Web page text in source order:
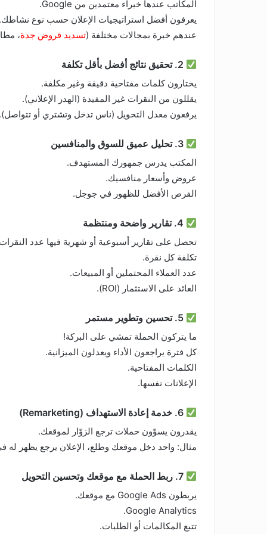
المكاتب عندها خبراء معتمدين من Google.
يعرفون أفضل استراتيجيات الإعلان حسب نوع نشاطك.
عندهم خبرة بمجالات مختلفة (تسديد قروض جدة،
يختارون كلمات مفتاحية دقيقة وغير مكلفة.
يقللون من النقرات غير المفيدة (الهدر الإعلاني).
يرفعون معدل التحويل (ناس تدخل وتشتري أو تتواصل).
3. تحليل عميق للسوق والمنافسين
المكتب يدرس جمهورك المستهدف.
عروض وأسعار منافسيك.
الفرص الأفضل للظهور في جوجل.
تحصل على تقارير أسبوعية أو شهرية فيها عدد
تكلفة كل نقرة.
عدد العملاء المحتملين أو المبيعات.
العائد على الاستثمار (ROI).
5. تحسين وتطوير مستمر
ما يتركون الحملة تمشي على البركة!
كل فترة يراجعون الأداء ويعدلون الميزانية.
الكلمات المفتاحية.
الإعلانات نفسها.
6. خدمة إعادة الاستهداف (Remarketing)
يقدرون يسوّون حملات ترجع الزوّار لموقعك.
مثال: واحد دخل موقعك وطلع، الإعلان يرجع يظهر له
7. ربط الحملة مع موقعك وتحسين التحويل
يربطون Google Ads مع موقعك.
Google Analytics.
تتبع المكالمات أو الطلبات.